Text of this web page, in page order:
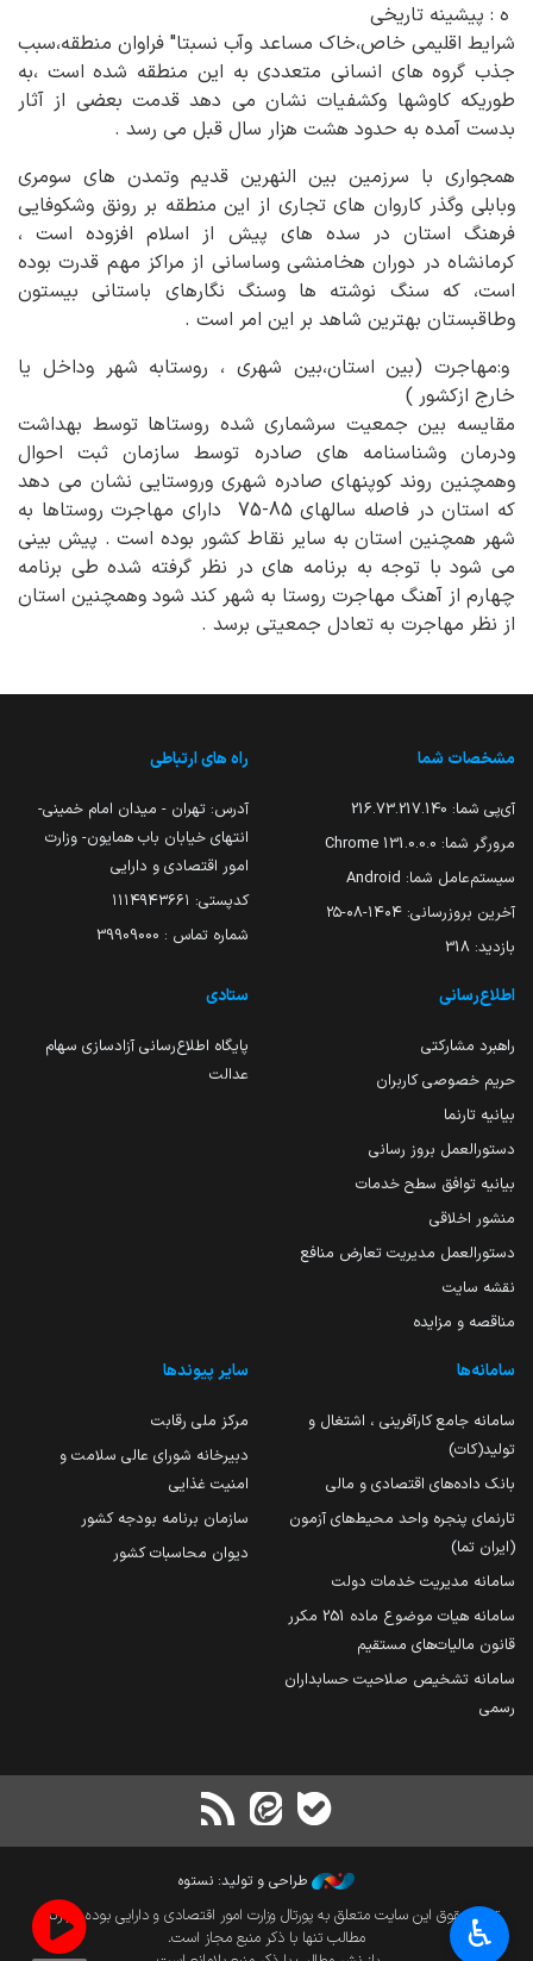
ه : پیشینه تاریخی
شرایط اقلیمی خاص،خاک مساعد وآب نسبتا" فراوان منطقه،سبب
جذب گروه های انسانی متعددی به این منطقه شده است ،به
طوریکه کاوشها وکشفیات نشان می دهد قدمت بعضی از آثار
بدست آمده به حدود هشت هزار سال قبل می رسد .
همجواری با سرزمین بین النهرین قدیم وتمدن های سومری
وبابلی وگذر کاروان های تجاری از این منطقه بر رونق وشکوفایی
فرهنگ استان در سده های پیش از اسلام افزوده است ،
کرمانشاه در دوران هخامنشی وساسانی از مراکز مهم قدرت بوده
است، که سنگ نوشته ها وسنگ نگارهای باستانی بیستون
وطاقبستان بهترین شاهد بر این امر است .
و:مهاجرت (بین استان،بین شهری ، روستابه شهر وداخل یا
خارج ازکشور )
مقایسه بین جمعیت سرشماری شده روستاها توسط بهداشت
ودرمان وشناسنامه های صادره توسط سازمان ثبت احوال
وهمچنین روند کوپنهای صادره شهری وروستایی نشان می دهد
که استان در فاصله سالهای 85-75 دارای مهاجرت روستاها به
شهر همچنین استان به سایر نقاط کشور بوده است . پیش بینی
می شود با توجه به برنامه های در نظر گرفته شده طی برنامه
چهارم از آهنگ مهاجرت روستا به شهر کند شود وهمچنین استان
از نظر مهاجرت به تعادل جمعیتی برسد .
مشخصات شما
آی‌پی شما: 216.73.217.140
مرورگر شما: 131.0.0.0 Chrome
سیستم‌عامل شما: Android
آخرین بروزرسانی: ۱۴۰۴-۰۸-۲۵
بازدید: 318
راه های ارتباطی
آدرس: تهران - میدان امام خمینی-
انتهای خیابان باب همایون- وزارت
امور اقتصادی و دارایی
کدپستی: ۱۱۱۴۹۴۳۶۶۱
شماره تماس : 39909000
اطلاع‌رسانی
راهبرد مشارکتی
حریم خصوصی کاربران
بیانیه تارنما
دستورالعمل بروز رسانی
بیانیه توافق سطح خدمات
منشور اخلاقی
دستورالعمل مدیریت تعارض منافع
نقشه سایت
مناقصه و مزایده
ستادی
پایگاه اطلاع‌رسانی آزادسازی سهام
عدالت
سامانه‌ها
سامانه جامع کارآفرینی ، اشتغال و
تولید(کات)
بانک داده‌های اقتصادی و مالی
تارنمای پنجره واحد محیط‌های آزمون
(ایران تما)
سامانه مدیریت خدمات دولت
سامانه هیات موضوع ماده 251 مکرر
قانون مالیات‌های مستقیم
سامانه تشخیص صلاحیت حسابداران
رسمی
سایر پیوندها
مرکز ملی رقابت
دبیرخانه شورای عالی سلامت و
امنیت غذایی
سازمان برنامه بودجه کشور
دیوان محاسبات کشور
طراحی و تولید: نستوه
تمام حقوق این سایت متعلق به پورتال وزارت امور اقتصادی و دارایی بوده و بازنشر
مطالب تنها با ذکر منبع مجاز است.
♿︎